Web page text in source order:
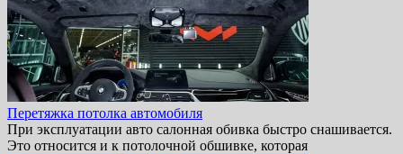
Перетяжка потолка автомобиля
При эксплуатации авто салонная обивка быстро снашивается.
Это относится и к потолочной обшивке, которая